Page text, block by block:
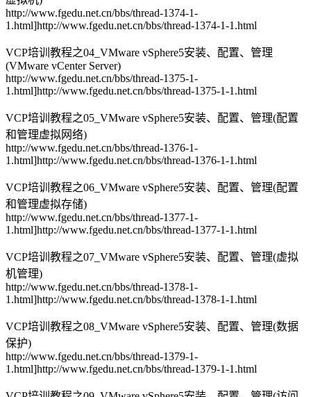
http://www.fgedu.net.cn/bbs/thread-1374-1-
1.html]http://www.fgedu.net.cn/bbs/thread-1374-1-1.html
VCP培训教程之04_VMware vSphere5安装、配置、管理
(VMware vCenter Server)
http://www.fgedu.net.cn/bbs/thread-1375-1-
1.html]http://www.fgedu.net.cn/bbs/thread-1375-1-1.html
VCP培训教程之05_VMware vSphere5安装、配置、管理(配置
和管理虚拟网络)
http://www.fgedu.net.cn/bbs/thread-1376-1-
1.html]http://www.fgedu.net.cn/bbs/thread-1376-1-1.html
VCP培训教程之06_VMware vSphere5安装、配置、管理(配置
和管理虚拟存储)
http://www.fgedu.net.cn/bbs/thread-1377-1-
1.html]http://www.fgedu.net.cn/bbs/thread-1377-1-1.html
VCP培训教程之07_VMware vSphere5安装、配置、管理(虚拟
机管理)
http://www.fgedu.net.cn/bbs/thread-1378-1-
1.html]http://www.fgedu.net.cn/bbs/thread-1378-1-1.html
VCP培训教程之08_VMware vSphere5安装、配置、管理(数据
保护)
http://www.fgedu.net.cn/bbs/thread-1379-1-
1.html]http://www.fgedu.net.cn/bbs/thread-1379-1-1.html